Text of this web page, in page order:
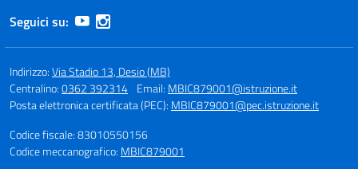
Seguici su:
Indirizzo:Via Stadio 13, Desio (MB)
Centralino:0362 392314 Email: MBIC879001@istruzione.it
Posta elettronica certificata (PEC): MBIC879001@pec.istruzione.it
Codice fiscale: 83010550156
Codice meccanografico: MBIC879001